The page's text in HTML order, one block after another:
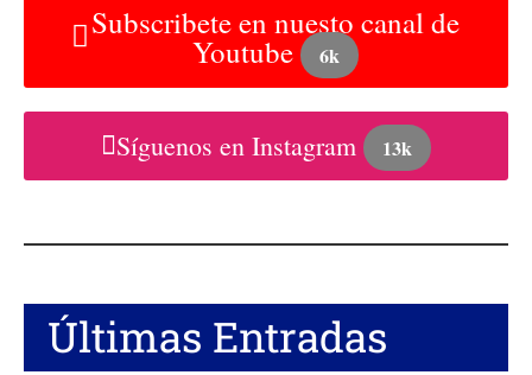
Subscribete en nuesto canal de
Youtube 6k
Síguenos en Instagram 13k
Últimas Entradas